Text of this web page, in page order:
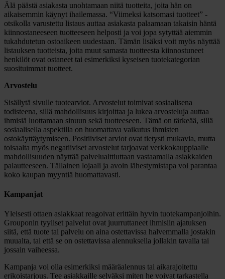
Älä päästä asiakasta unohtamaan niitä tuotteita, joita hän on
aikaisemmin käynyt ihailemassa. “Viimeksi katsomasi tuotteet” -
otsikolla varustettu listaus auttaa asiakasta palaamaan takaisin häntä
kiinnostaneeseen tuotteeseen helposti ja voi jopa sytyttää aiemmin
tukahdutetun ostoaikeen uudestaan. Tämän lisäksi voit myös näyttää
listauksen tuotteista, joita muut samasta tuotteesta kiinnostuneet
henkilöt ovat ostaneet tai esimerkiksi kyseisen tuotekategorian
suosituimmat tuotteet.
Arvostelu
Sisällytä sivulle tuotearviot. Arvostelut toimivat sosiaalisena
todisteena, sillä mahdollisuus kirjoittaa ja lukea arvosteluja auttaa
ihmisiä luottamaan sinuun sekä tuotteeseen. Tämä on tärkeää, sillä
sosiaalisella aspektilla on huomattava vaikutus ihmisten
ostokäyttäytymiseen. Positiiviset arviot ovat tietysti mukavia, mutta
toisaalta myös negatiiviset arvostelut tarjoavat verkkokauppiaalle
mahdollisuuden näyttää palvelualttiuttaan vastaamalla asiakkaiden
palautteeseen. Tällainen lojaali ja avoin lähestymistapa voi parantaa
koko kaupan myyntiä huomattavasti.
Kampanjat
Yleisesti ottaen asiakkaat reagoivat erittäin hyvin tuotekampanjoihin.
Grouponin tyyliset palvelut ovat juurruttaneet ihmisiin ajatuksen
siitä, että tuote tai palvelu on aina ostettavissa halvemmalla jostakin
muualta, tai että se on ostettavissa alennuksella jollakin tavalla tai
jossain vaiheessa.
Kampanja voi olla esimerkiksi määräalennus tai aikarajoitettu
erikoistarjous. Tee asiakkaille selväksi miten he voivat tarkastella